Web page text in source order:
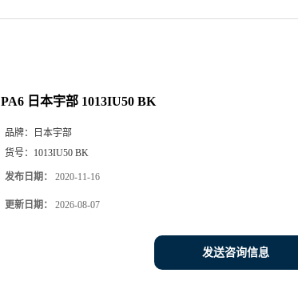
PA6 日本宇部 1013IU50 BK
品牌：
日本宇部
货号： 1013IU50 BK
发布日期： 2020-11-16
更新日期： 2026-08-07
发送咨询信息